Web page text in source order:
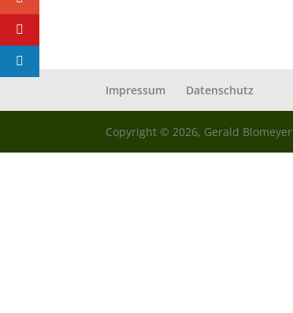
Impressum Datenschutz
Copyright © 2026, Gerald Blomeyer